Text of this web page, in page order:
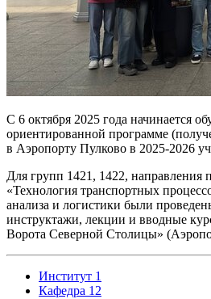
С 6 октября 2025 года начинается
ориентированной программе
в Аэропорту Пулково в 2025-2026
Для групп 1421, 1422, направления
«Технология транспортных
анализа и логистики были
инструктажи, лекции и вводные
Ворота Северной Столицы»
Институт 1
Кафедра 12